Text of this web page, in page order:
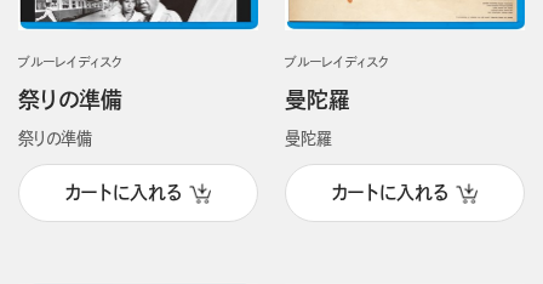
ブルーレイディスク
祭りの準備
祭りの準備
カートに入れる
ブルーレイディスク
曼陀羅
曼陀羅
カートに入れる